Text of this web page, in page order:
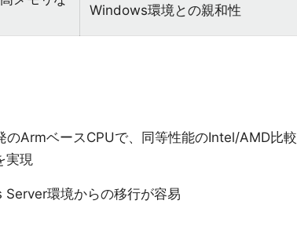
Windows環境との親和性
のArmベースCPUで、同等性能のIntel/AMD比較
実現
Server環境からの移行が容易